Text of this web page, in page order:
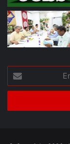
your
Email